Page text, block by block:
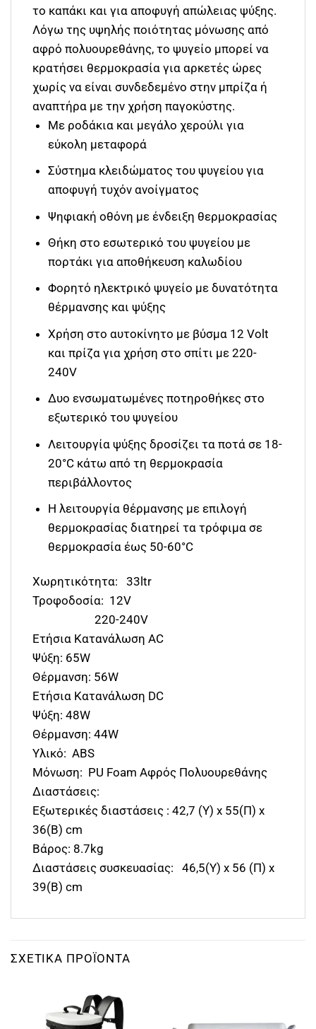
το καπάκι και για αποφυγή απώλειας ψύξης.
Λόγω της υψηλής ποιότητας μόνωσης από
αφρό πολυουρεθάνης, το ψυγείο μπορεί να
κρατήσει θερμοκρασία για αρκετές ώρες
χωρίς να είναι συνδεδεμένο στην μπρίζα ή
αναπτήρα με την χρήση παγοκύστης.
Με ροδάκια και μεγάλο χερούλι για
εύκολη μεταφορά
Σύστημα κλειδώματος του ψυγείου για
αποφυγή τυχόν ανοίγματος
Ψηφιακή οθόνη με ένδειξη θερμοκρασίας
Θήκη στο εσωτερικό του ψυγείου με
πορτάκι για αποθήκευση καλωδίου
Φορητό ηλεκτρικό ψυγείο με δυνατότητα
θέρμανσης και ψύξης
Xρήση στο αυτοκίνητο με βύσμα 12 Volt
και πρίζα για χρήση στο σπίτι με 220-
240V
Δυο ενσωματωμένες ποτηροθήκες στο
εξωτερικό του ψυγείου
Λειτουργία ψύξης δροσίζει τα ποτά σε 18-
20°C κάτω από τη θερμοκρασία
περιβάλλοντος
Η λειτουργία θέρμανσης με επιλογή
θερμοκρασίας διατηρεί τα τρόφιμα σε
θερμοκρασία έως 50-60°C
Χωρητικότητα: 33ltr
Τροφοδοσία: 12V
220-240V
Ετήσια Κατανάλωση AC
Ψύξη: 65W
Θέρμανση: 56W
Ετήσια Κατανάλωση DC
Ψύξη: 48W
Θέρμανση: 44W
Υλικό: ABS
Μόνωση: PU Foam Αφρός Πολυουρεθάνης
Διαστάσεις:
Εξωτερικές διαστάσεις : 42,7 (Υ) x 55(Π) x
36(B) cm
Βάρος: 8.7kg
Διαστάσεις συσκευασίας: 46,5(Υ) x 56 (Π) x
39(B) cm
ΣΧΕΤΙΚΆ ΠΡΟΪΌΝΤΑ